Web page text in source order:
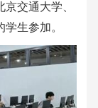
交通大学、
生参加。